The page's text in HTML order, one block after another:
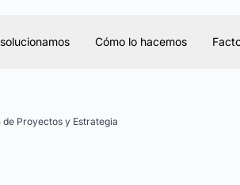
Cómo lo hacemos
de Proyectos y Estrategia